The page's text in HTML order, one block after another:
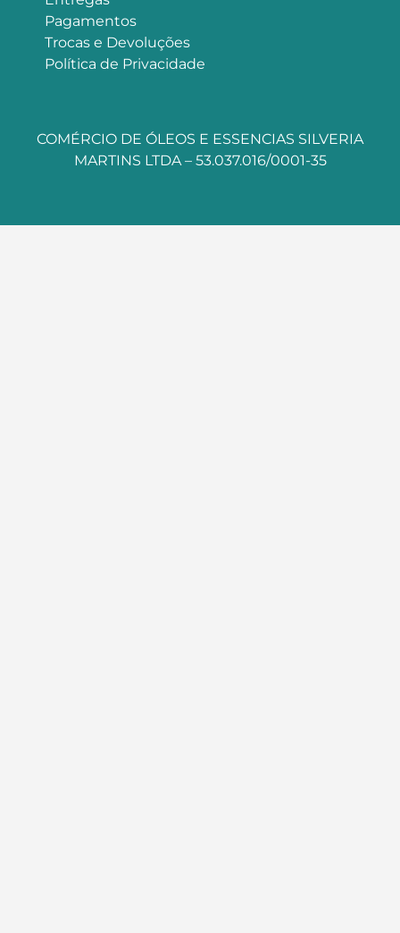
Pagamentos
Trocas e Devoluções
Política de Privacidade
COMÉRCIO DE ÓLEOS E ESSENCIAS SILVERIA
MARTINS LTDA – 53.037.016/0001-35